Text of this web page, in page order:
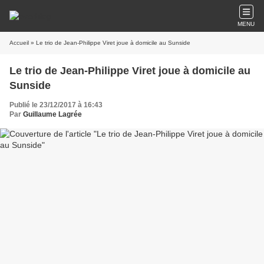
MENU
Accueil » Le trio de Jean-Philippe Viret joue à domicile au Sunside
Le trio de Jean-Philippe Viret joue à domicile au
Sunside
Publié le 23/12/2017 à 16:43
Par Guillaume Lagrée